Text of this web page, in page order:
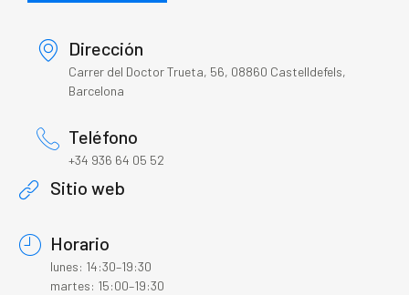
Dirección
Carrer del Doctor Trueta, 56, 08860 Castelldefels,
Barcelona
Teléfono
+34 936 64 05 52
Sitio web
Horario
lunes: 14:30–19:30
martes: 15:00–19:30